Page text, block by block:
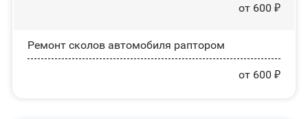
от 600 ₽
Ремонт сколов автомобиля раптором
от 600 ₽